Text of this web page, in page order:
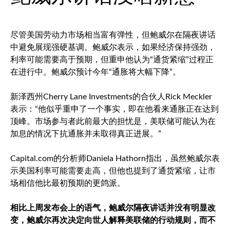
尽管美国劳动力市场相当富有弹性，但鲍威尔在隔夜讲话
中避免展现强硬基调。鲍威尔表示，如果经济保持强劲，
利率可能需要高于预期，但重申他认为“通货紧缩”过程正
在进行中。鲍威尔预计今年“通胀将大幅下降”。
新泽西州Cherry Lane Investments的合伙人Rick Meckler
表示：“他似乎重申了一个事实，即在他看来通胀正在达到
顶峰。市场参与者此前最大的担忧是，美联储可能认为在
加息的情况下抗通胀并未取得真正进展。”
Capital.com的分析师Daniela Hathorn指出，虽然鲍威尔表
示美国利率可能需要走高，但他也提到了通货紧缩，让市
场相信他比最初预期的更鸽派。
相比上周发布会上的语气，鲍威尔隔夜讲话并没有明显改
变，鲍威尔再次决定向世人解释美联储的行动规则，而不